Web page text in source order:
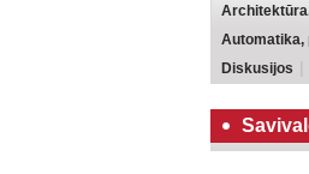
Automatika,
Diskusijos